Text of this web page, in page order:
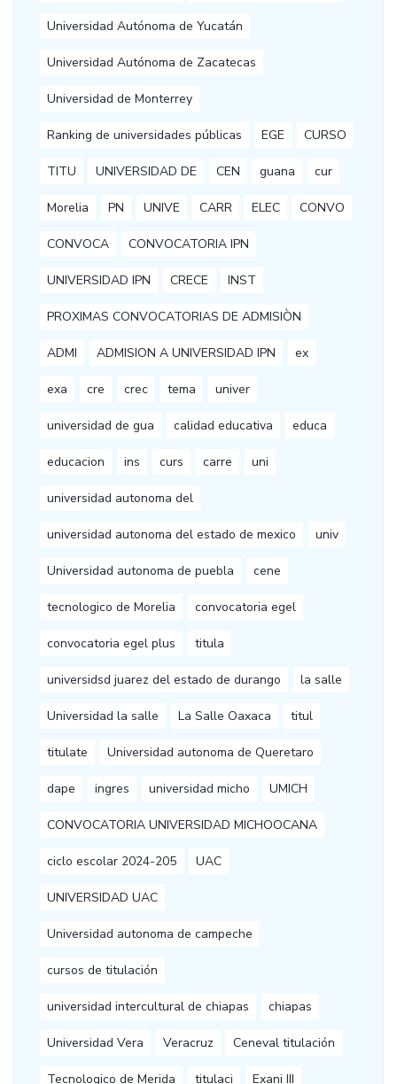
Universidad Autónoma de Yucatán
Universidad Autónoma de Zacatecas
Universidad de Monterrey
Ranking de universidades públicas EGE CURSO
TITU UNIVERSIDAD DE CEN guana cur
Morelia PN UNIVE CARR ELEC CONVO
CONVOCA CONVOCATORIA IPN
UNIVERSIDAD IPN CRECE INST
PROXIMAS CONVOCATORIAS DE ADMISIÒN
ADMI ADMISION A UNIVERSIDAD IPN ex
exa cre crec tema univer
universidad de gua calidad educativa educa
educacion ins curs carre uni
universidad autonoma del
universidad autonoma del estado de mexico univ
Universidad autonoma de puebla cene
tecnologico de Morelia convocatoria egel
convocatoria egel plus titula
universidsd juarez del estado de durango la salle
Universidad la salle La Salle Oaxaca titul
titulate Universidad autonoma de Queretaro
dape ingres universidad micho UMICH
CONVOCATORIA UNIVERSIDAD MICHOOCANA
ciclo escolar 2024-205 UAC
UNIVERSIDAD UAC
Universidad autonoma de campeche
cursos de titulación
universidad intercultural de chiapas chiapas
Universidad Vera Veracruz Ceneval titulación
Tecnologico de Merida titulaci Exani III